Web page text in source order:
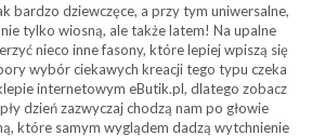
bardzo dziewczęce, a przy tym uniwersalne,
tylko wiosną, ale także latem! Na upalne
nieco inne fasony, które lepiej wpiszą się
wybór ciekawych kreacji tego typu czeka
internetowym eButik.pl, dlatego zobacz
dzień zazwyczaj chodzą nam po głowie
które samym wyglądem dadzą wytchnienie